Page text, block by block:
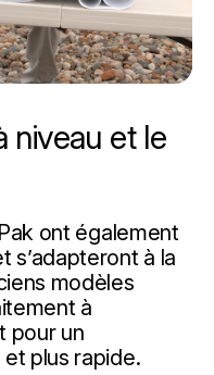
niveau et le
ont également
s’adapteront à la
modèles
à
pour un
plus rapide.